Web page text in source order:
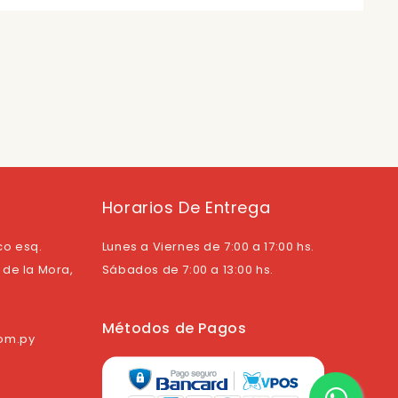
esq.
la Mora,
Horarios De Entrega
Lunes a Viernes de 7:00 a 17:00 hs.
Sábados de 7:00 a 13:00 hs.
Métodos de Pagos